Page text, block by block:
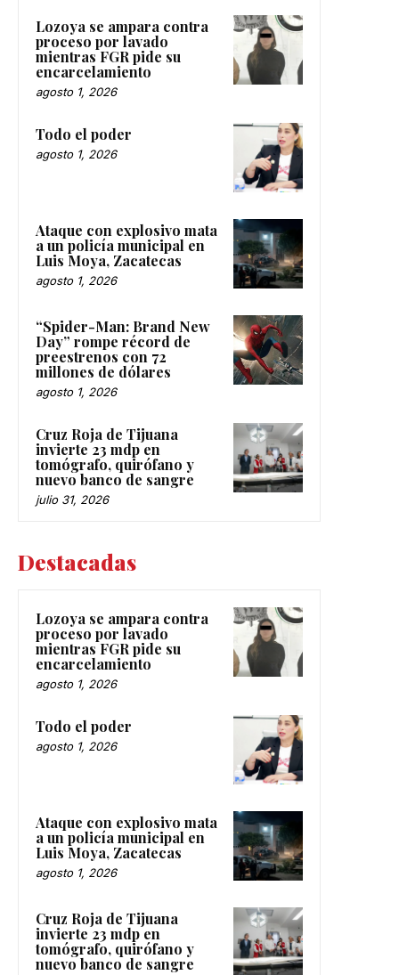
Lozoya se ampara contra
proceso por lavado
mientras FGR pide su
encarcelamiento
agosto 1, 2026
Todo el poder
agosto 1, 2026
Ataque con explosivo mata
a un policía municipal en
Luis Moya, Zacatecas
agosto 1, 2026
“Spider-Man: Brand New
Day” rompe récord de
preestrenos con 72
millones de dólares
agosto 1, 2026
Cruz Roja de Tijuana
invierte 23 mdp en
tomógrafo, quirófano y
nuevo banco de sangre
julio 31, 2026
Destacadas
Lozoya se ampara contra
proceso por lavado
mientras FGR pide su
encarcelamiento
agosto 1, 2026
Todo el poder
agosto 1, 2026
Ataque con explosivo mata
a un policía municipal en
Luis Moya, Zacatecas
agosto 1, 2026
Cruz Roja de Tijuana
invierte 23 mdp en
tomógrafo, quirófano y
nuevo banco de sangre